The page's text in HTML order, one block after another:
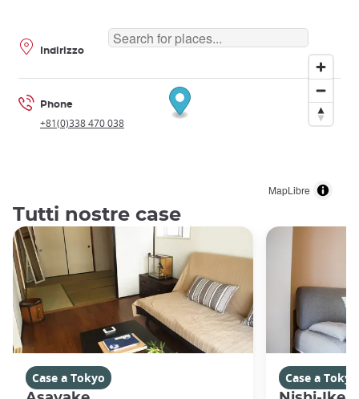
MapLibre
Indirizzo
Phone
+81(0)338 470 038
Tutti nostre case
Case a Tokyo
Case a Tokyo